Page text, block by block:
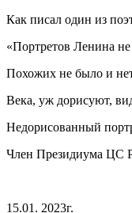
Как писал один из
«Портретов Ленина
Похожих не было и
Века, уж дорисуют,
Недорисованный
Член Президиума ЦС
В.А.
15.01. 2023г.